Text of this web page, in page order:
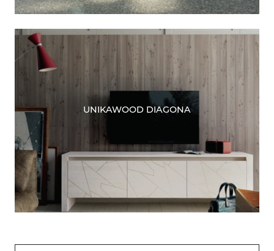
UNIKAWOOD DIAGONA